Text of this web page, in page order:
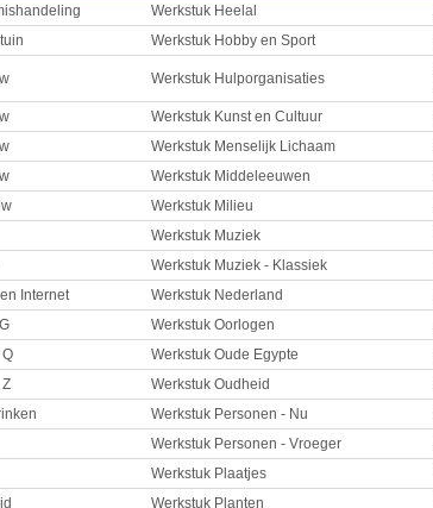
Werkstuk Heelal
Werkstuk Hobby en Sport
Werkstuk Hulporganisaties
Werkstuk Kunst en Cultuur
Werkstuk Menselijk Lichaam
Werkstuk Middeleeuwen
Werkstuk Milieu
Werkstuk Muziek
Werkstuk Muziek - Klassiek
Internet
Werkstuk Nederland
Werkstuk Oorlogen
Werkstuk Oude Egypte
Werkstuk Oudheid
Werkstuk Personen - Nu
Werkstuk Personen - Vroeger
Werkstuk Plaatjes
Werkstuk Planten